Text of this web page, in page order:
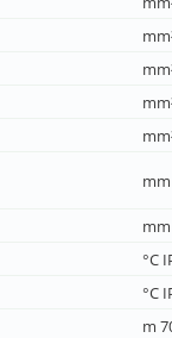
mm
mm
°C
°C
m